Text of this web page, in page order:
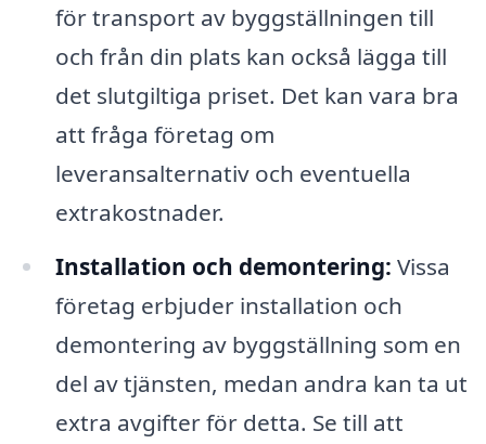
för transport av byggställningen till
och från din plats kan också lägga till
det slutgiltiga priset. Det kan vara bra
att fråga företag om
leveransalternativ och eventuella
extrakostnader.
Installation och demontering: Vissa
företag erbjuder installation och
demontering av byggställning som en
del av tjänsten, medan andra kan ta ut
extra avgifter för detta. Se till att